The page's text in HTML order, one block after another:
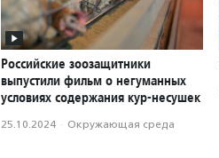
Российские зоозащитники
выпустили фильм о негуманных
условиях содержания кур-несушек
25.10.2024 · Окружающая среда